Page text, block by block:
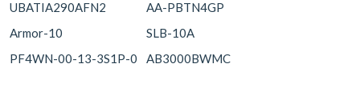
UBATIA290AFN2
Armor-10
PF4WN-00-13-3S1P-0
AA-PBTN4GP
SLB-10A
AB3000BWMC